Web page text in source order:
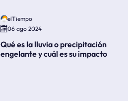
elTiempo
06 ago 2024
Qué es la lluvia o precipitación
engelante y cuál es su impacto